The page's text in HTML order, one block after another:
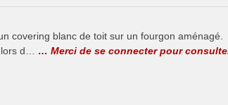
covering blanc de toit sur un fourgon aménagé.
d…
… Merci de se connecter pour